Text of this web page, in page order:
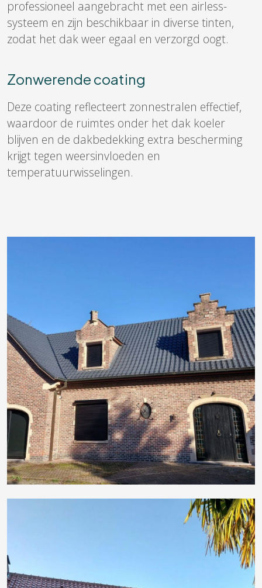
professioneel aangebracht met een airless-
systeem en zijn beschikbaar in diverse tinten,
zodat het dak weer egaal en verzorgd oogt.
Zonwerende coating
Deze coating reflecteert zonnestralen effectief,
waardoor de ruimtes onder het dak koeler
blijven en de dakbedekking extra bescherming
krijgt tegen weersinvloeden en
temperatuurwisselingen.